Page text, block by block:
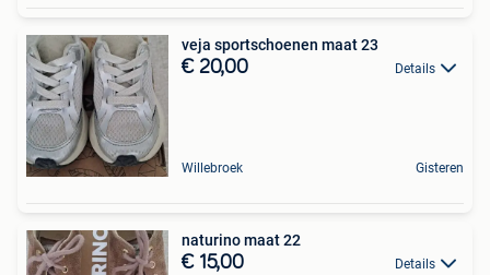
veja sportschoenen maat 23
€ 20,00 Details
Willebroek Gisteren
naturino maat 22
€ 15,00 Details